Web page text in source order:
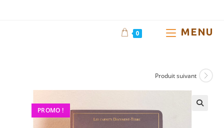
0 MENU
PROMO !
Produit suivant